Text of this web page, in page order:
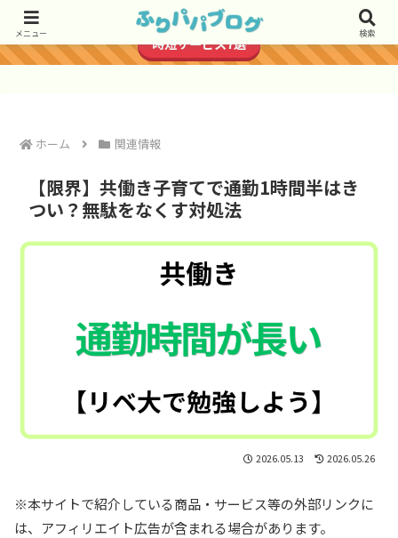
＼共働き子育て世帯におすすめ／
時短サービス7選
ホーム 関連情報
【限界】共働き子育てで通勤1時間半はき
つい？無駄をなくす対処法
2026.05.13 2026.05.26
※本サイトで紹介している商品・サービス等の外部リンクに
は、アフィリエイト広告が含まれる場合があります。
メニュー 検索